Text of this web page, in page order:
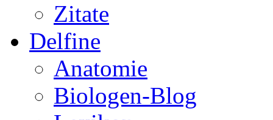
Zitate
Delfine
Anatomie
Biologen-Blog